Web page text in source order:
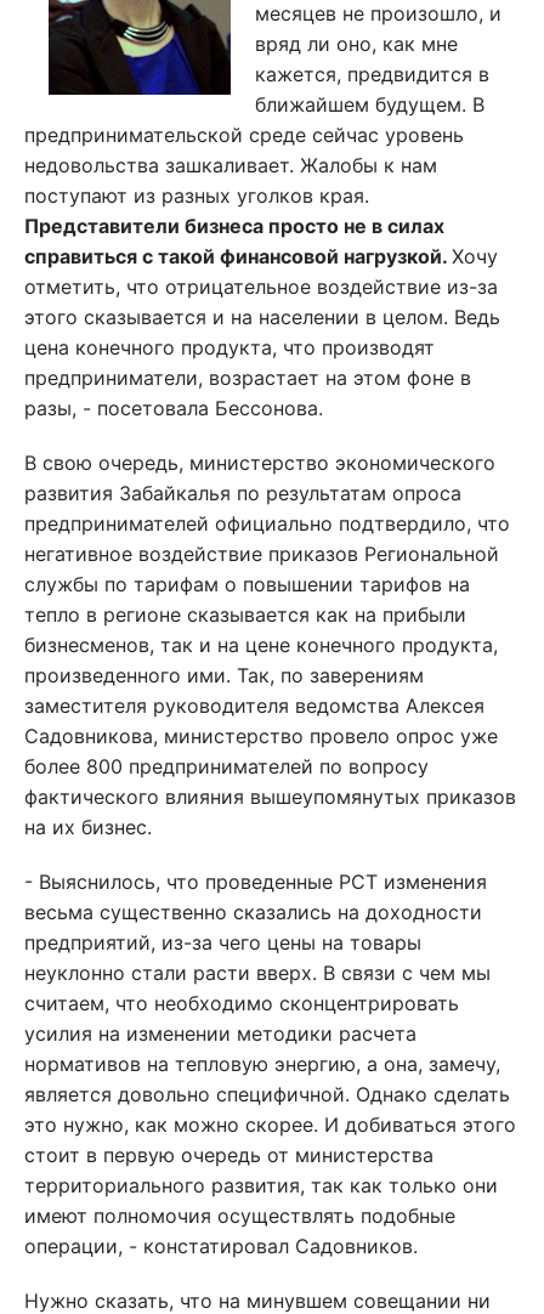
месяцев не произошло, и
вряд ли оно, как мне
кажется, предвидится в
ближайшем будущем. В
предпринимательской среде сейчас уровень
недовольства зашкаливает. Жалобы к нам
поступают из разных уголков края.
Представители бизнеса просто не в силах
справиться с такой финансовой нагрузкой. Хочу
отметить, что отрицательное воздействие из-за
этого сказывается и на населении в целом. Ведь
цена конечного продукта, что производят
предприниматели, возрастает на этом фоне в
разы, - посетовала Бессонова.
В свою очередь, министерство экономического
развития Забайкалья по результатам опроса
предпринимателей официально подтвердило, что
негативное воздействие приказов Региональной
службы по тарифам о повышении тарифов на
тепло в регионе сказывается как на прибыли
бизнесменов, так и на цене конечного продукта,
произведенного ими. Так, по заверениям
заместителя руководителя ведомства Алексея
Садовникова, министерство провело опрос уже
более 800 предпринимателей по вопросу
фактического влияния вышеупомянутых приказов
на их бизнес.
- Выяснилось, что проведенные РСТ изменения
весьма существенно сказались на доходности
предприятий, из-за чего цены на товары
неуклонно стали расти вверх. В связи с чем мы
считаем, что необходимо сконцентрировать
усилия на изменении методики расчета
нормативов на тепловую энергию, а она, замечу,
является довольно специ­фичной. Однако сделать
это нужно, как можно скорее. И добиваться этого
стоит в первую очередь от министерства
территориального развития, так как только они
имеют полномочия осуществлять подобные
операции, - констатировал Садовников.
Нужно сказать, что на минувшем совещании ни